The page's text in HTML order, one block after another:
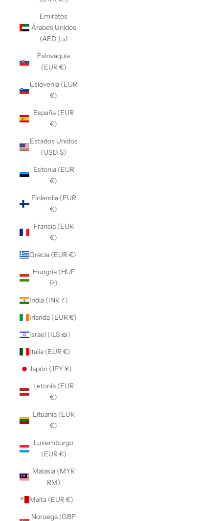
Emiratos
Árabes Unidos
(AED د.إ)
Eslovaquia
(EUR €)
Eslovenia (EUR
€)
España (EUR
€)
Estados Unidos
(USD $)
Estonia (EUR
€)
Finlandia (EUR
€)
Francia (EUR
€)
Grecia (EUR €)
Hungría (HUF
Ft)
India (INR ₹)
Irlanda (EUR €)
Israel (ILS ₪)
Italia (EUR €)
Japón (JPY ¥)
Letonia (EUR
€)
Lituania (EUR
€)
Luxemburgo
(EUR €)
Malasia (MYR
RM)
Malta (EUR €)
Noruega (GBP